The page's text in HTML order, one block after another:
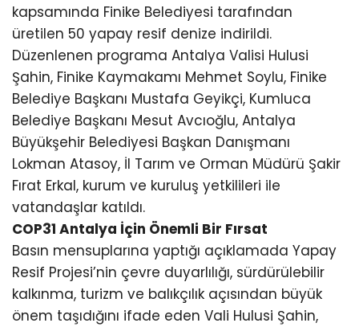
kapsamında Finike Belediyesi tarafından
üretilen 50 yapay resif denize indirildi.
Düzenlenen programa Antalya Valisi Hulusi
Şahin, Finike Kaymakamı Mehmet Soylu, Finike
Belediye Başkanı Mustafa Geyikçi, Kumluca
Belediye Başkanı Mesut Avcıoğlu, Antalya
Büyükşehir Belediyesi Başkan Danışmanı
Lokman Atasoy, İl Tarım ve Orman Müdürü Şakir
Fırat Erkal, kurum ve kuruluş yetkilileri ile
vatandaşlar katıldı.
COP31 Antalya İçin Önemli Bir Fırsat
Basın mensuplarına yaptığı açıklamada Yapay
Resif Projesi’nin çevre duyarlılığı, sürdürülebilir
kalkınma, turizm ve balıkçılık açısından büyük
önem taşıdığını ifade eden Vali Hulusi Şahin,